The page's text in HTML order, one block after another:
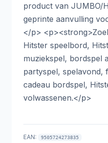
product van JUMBO/
geprinte aanvulling
</p>
Hitster speelbord,
muziekspel, bordspel
partyspel, spelavond,
cadeau bordspel,
volwassenen.</p>
EAN: 9505724273835